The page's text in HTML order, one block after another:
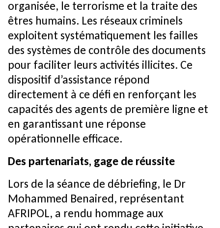
organisée, le terrorisme et la traite des
êtres humains. Les réseaux criminels
exploitent systématiquement les failles
des systèmes de contrôle des documents
pour faciliter leurs activités illicites. Ce
dispositif d’assistance répond
directement à ce défi en renforçant les
capacités des agents de première ligne et
en garantissant une réponse
opérationnelle efficace.
Des partenariats, gage de réussite
Lors de la séance de débriefing, le Dr
Mohammed Benaired, représentant
AFRIPOL, a rendu hommage aux